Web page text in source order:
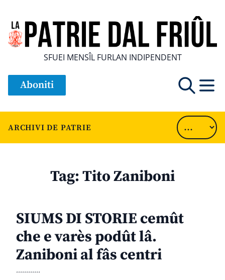
SFUEI MENSÎL FURLAN INDIPENDENT
Aboniti
ARCHIVI DE PATRIE
Tag:Tito Zaniboni
SIUMS DI STORIE cemût
che e varès podût lâ.
Zaniboni al fâs centri
............